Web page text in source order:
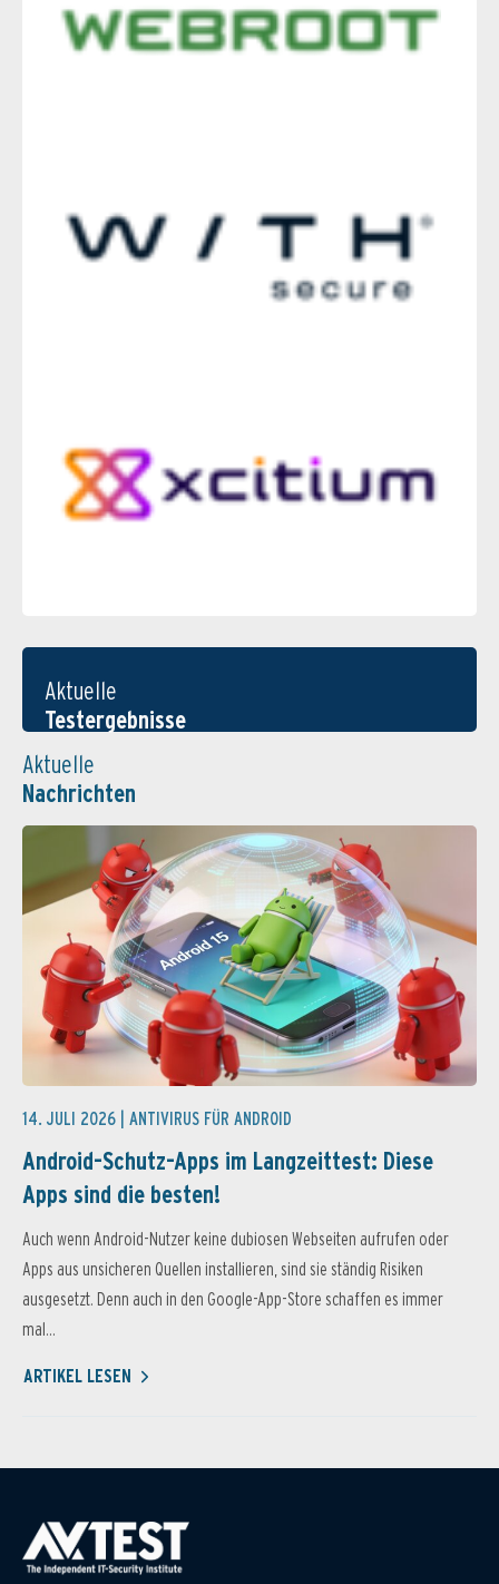
Aktuelle
Testergebnisse
Aktuelle
Nachrichten
14. JULI 2026 | ANTIVIRUS FÜR ANDROID
Android-Schutz-Apps im Langzeittest: Diese
Apps sind die besten!
Auch wenn Android-Nutzer keine dubiosen Webseiten aufrufen oder
Apps aus unsicheren Quellen installieren, sind sie ständig Risiken
ausgesetzt. Denn auch in den Google-App-Store schaffen es immer
mal...
ARTIKEL LESEN